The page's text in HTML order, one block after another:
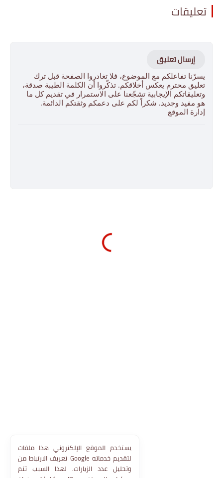
تعليقات
إرسال تعليق
يسرّنا تفاعلكم مع الموضوع، فلا تغادروا الصفحة قبل ترك
تعليق محترم يعكس أخلاقكم. تذكّروا أن الكلمة الطيبة صدقة،
وتعليقاتكم الإيجابية تشجّعنا على الاستمرار في تقديم كل ما
هو مفيد وجديد. شكراً لكم على دعمكم وثقتكم الدائمة.
إدارة الموقع
يستخدم الموقع الإلكتروني هذا ملفات
تعريف الارتباط من Google لتقديم خدماته
وتحليل عدد الزيارات. لهذا السبب تتم